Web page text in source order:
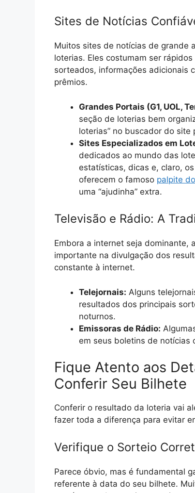
Sites de Notícias
Muitos sites de notícias de grande
loterias. Eles costumam ser
sorteados, informações adicionais
prêmios.
Grandes Portais (G1, UOL,
seção de loterias bem
loterias” no buscador do
Sites Especializados em
dedicados ao mundo das
estatísticas, dicas e, claro,
oferecem o famoso palpite
uma “ajudinha” extra.
Televisão e Rádio: A
Embora a internet seja dominante,
importante na divulgação dos
constante à internet.
Telejornais: Alguns
resultados dos principais
noturnos.
Emissoras de Rádio:
em seus boletins de notícias
Fique Atento aos
Conferir Seu Bilhete
Conferir o resultado da loteria vai
fazer toda a diferença para evitar
Verifique o Sorteio
Parece óbvio, mas é fundamental
referente à data do seu bilhete.